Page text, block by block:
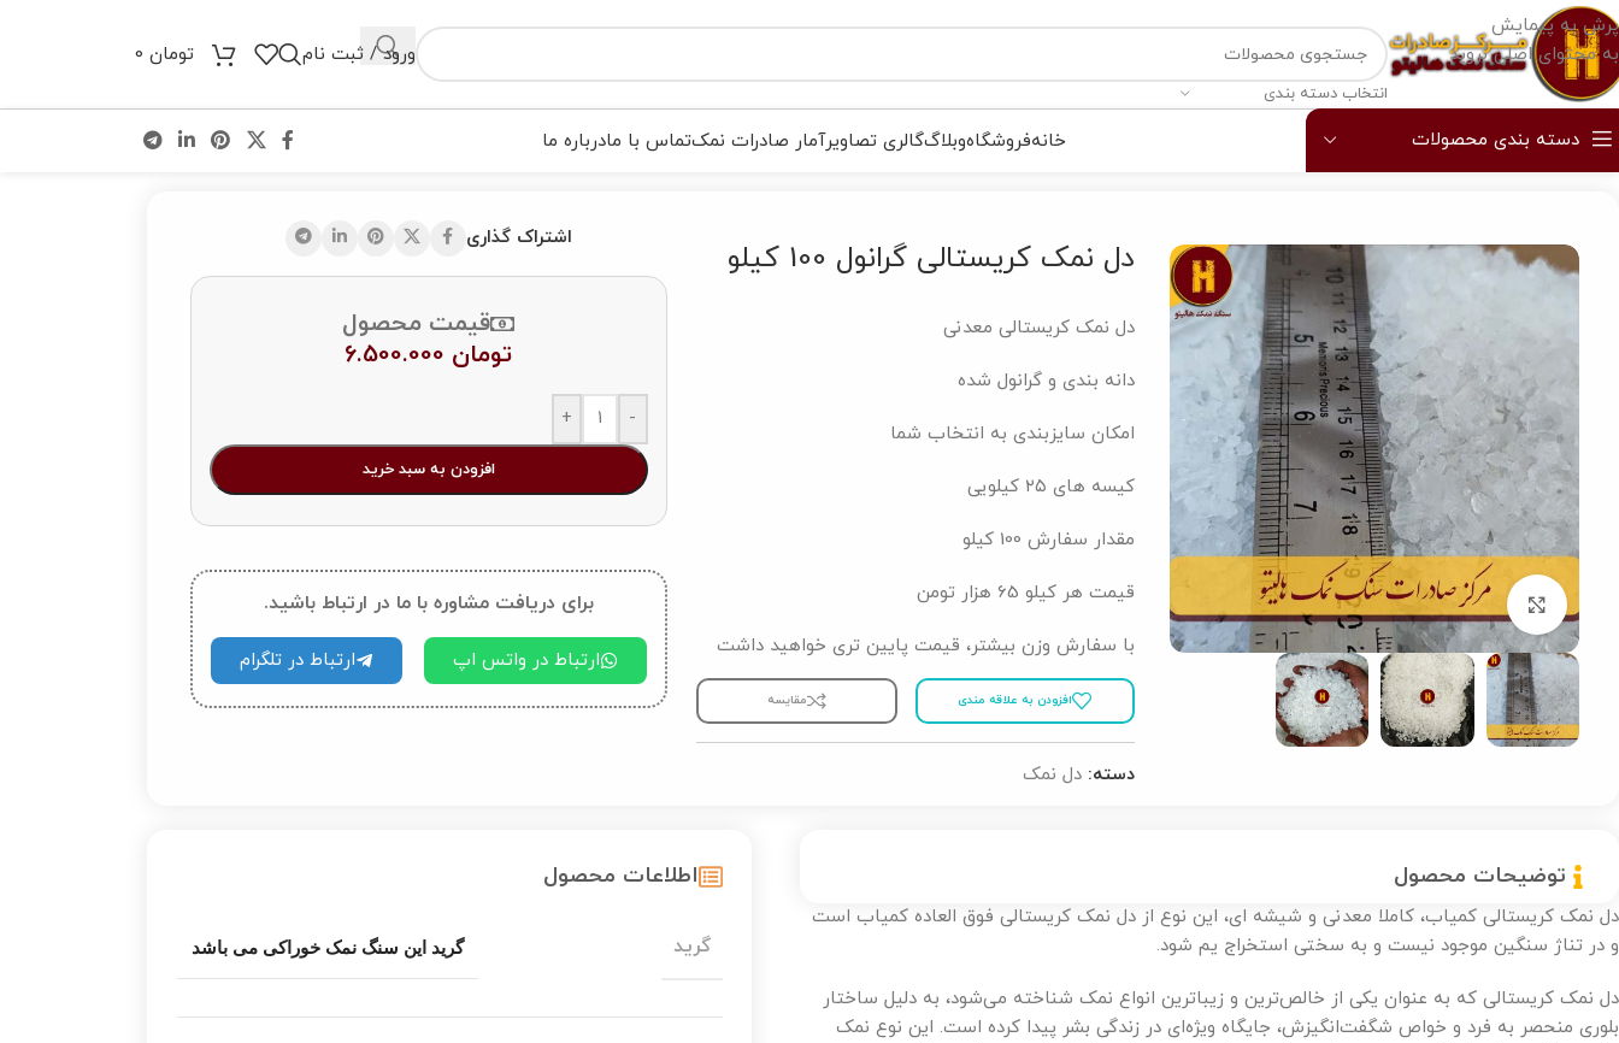
پرش به پیمایش
به محتوای اصلی بروید
انتخاب دسته بندی
ورود / ثبت نام تومان
دسته بندی محصولات خانهفروشگاهوبلاگگالری تصاویرآمار صادرات نمکتماس با مادرباره ما
بزرگنمایی تصویر
دل نمک کریستالی گرانول 100 کیلو
دل نمک کریستالی معدنی
دانه بندی و گرانول شده
امکان سایزبندی به انتخاب شما
کیسه های ۲۵ کیلویی
مقدار سفارش 100 کیلو
قیمت هر کیلو 65 هزار تومن
با سفارش وزن بیشتر، قیمت پایین تری خواهید داشت
افزودن به علاقه مندی مقایسه
دسته: دل نمک
اشتراک گذاری
قیمت محصول
تومان
-
+
افزودن به سبد خرید
برای دریافت مشاوره با ما در ارتباط باشید.
ارتباط در واتس اپ ارتباط در تلگرام
توضیحات محصول
دل نمک کریستالی کمیاب، کاملا معدنی و شیشه ای، این نوع از دل نمک کریستالی فوق العاده کمیاب است
و در تناژ سنگین موجود نیست و به سختی استخراج یم شود.
دل نمک کریستالی که به عنوان یکی از خالص‌ترین و زیباترین انواع نمک شناخته می‌شود، به دلیل ساختار
بلوری منحصر به فرد و خواص شگفت‌انگیزش، جایگاه ویژه‌ای در زندگی بشر پیدا کرده است. این نوع نمک
اطلاعات محصول
گرید گرید این سنگ نمک خوراکی می باشد